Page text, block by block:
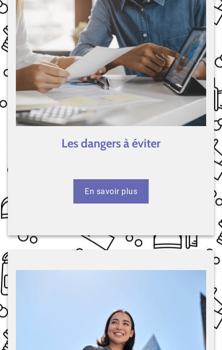
Les dangers à éviter
En savoir plus